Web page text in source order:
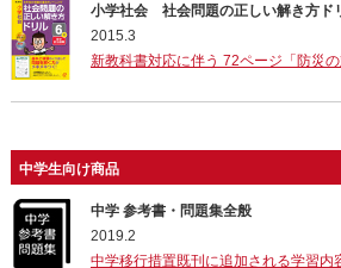
小学社会 社会問題の正しい解き方ド
2015.3
新教科書対応に伴う 72ページ「防災
中学生向け商品
中学 参考書・問題集全般
2019.2
中学移行措置既刊に追加される学習内